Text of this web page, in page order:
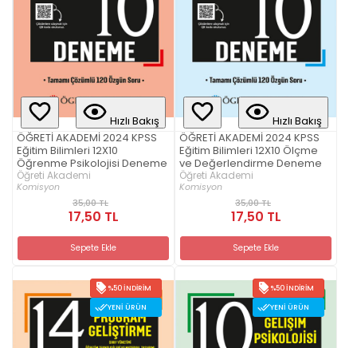
Hızlı Bakış
ÖĞRETİ AKADEMİ 2024 KPSS
Eğitim Bilimleri 12X10
Öğrenme Psikolojisi Deneme
Öğreti Akademi
Komisyon
35,00 TL
17,50 TL
Sepete Ekle
Hızlı Bakış
ÖĞRETİ AKADEMİ 2024 KPSS
Eğitim Bilimleri 12X10 Ölçme
ve Değerlendirme Deneme
Öğreti Akademi
Komisyon
35,00 TL
17,50 TL
Sepete Ekle
%50 İNDIRIM
YENI ÜRÜN
%50 İNDIRIM
YENI ÜRÜN